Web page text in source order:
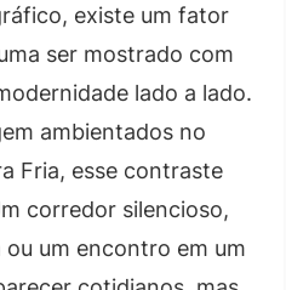
existe um fator
ser mostrado com
lado a lado.
ambientados no
Fria, esse contraste
corredor silencioso,
um encontro em um